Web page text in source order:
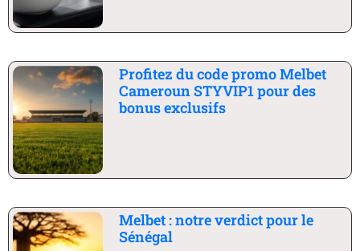
Profitez du code promo Melbet
Cameroun STYVIP1 pour des
bonus exclusifs
Melbet : notre verdict pour le
Sénégal